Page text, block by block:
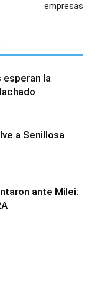
empresas
esperan la
a Senillosa
ante Milei: